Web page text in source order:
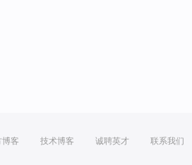
博客 技术博客 诚聘英才 联系我们